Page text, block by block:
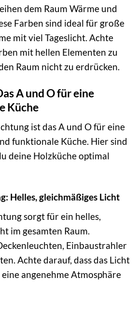
dem Raum Wärme und
Farben sind ideal für große
mit viel Tageslicht. Achte
mit hellen Elementen zu
Raum nicht zu erdrücken.
A und O für eine
Küche
ist das A und O für eine
funktionale Küche. Hier sind
deine Holzküche optimal
Helles, gleichmäßiges Licht
sorgt für ein helles,
im gesamten Raum.
Einbaustrahler
Achte darauf, dass das Licht
angenehme Atmosphäre